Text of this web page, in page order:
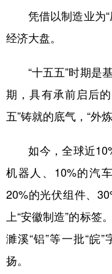
凭借以制造业为“
经济大盘。
“十五五”时期是
期，具有承前启后
五”铸就的底气，“外
如今，全球近
机器人、10%的汽
20%的光伏组件、
上“安徽制造”的标签
濉溪“铝”等一批“皖
扬。